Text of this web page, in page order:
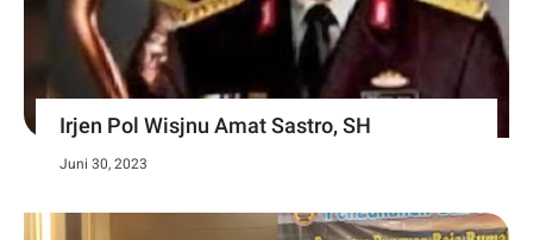
Irjen Pol Wisjnu Amat Sastro, SH
Juni 30, 2023